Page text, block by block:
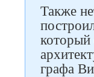
Также
который
графа